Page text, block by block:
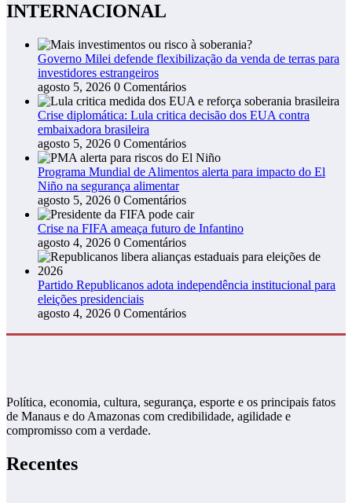
INTERNACIONAL
Governo Milei defende flexibilização da venda de terras para
investidores estrangeiros
agosto 5, 2026 0 Comentários
Crise diplomática: Lula critica decisão dos EUA contra
embaixadora brasileira
agosto 5, 2026 0 Comentários
Programa Mundial de Alimentos alerta para impacto do El
Niño na segurança alimentar
agosto 5, 2026 0 Comentários
Crise na FIFA ameaça futuro de Infantino
agosto 4, 2026 0 Comentários
Partido Republicanos adota independência institucional para
eleições presidenciais
agosto 4, 2026 0 Comentários
Política, economia, cultura, segurança, esporte e os principais fatos
de Manaus e do Amazonas com credibilidade, agilidade e
compromisso com a verdade.
Recentes